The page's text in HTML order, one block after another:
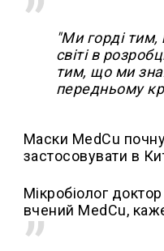
"Ми горді
світі в
тим, що ми
передньому
Маски MedCu
застосовувати в
Мікробіолог
вчений MedCu,